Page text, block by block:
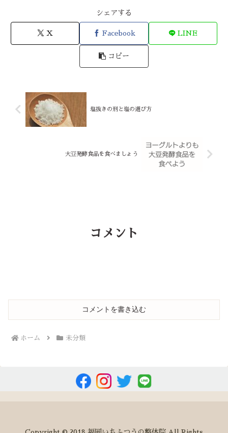
シェアする
X Facebook LINE
コピー
塩抜きの刑と塩の選び方
大豆発酵食品を食べましょう
コメント
コメントを書き込む
ホーム 未分類